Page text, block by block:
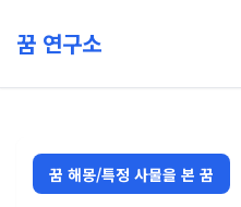
꿈 연구소
꿈 해몽/특정 사물을 본 꿈